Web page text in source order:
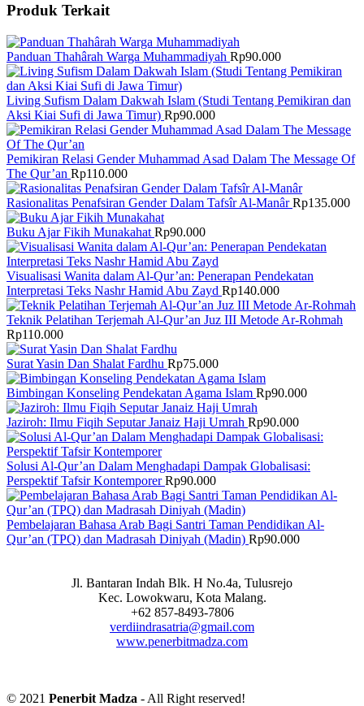
Produk Terkait
Panduan Thahârah Warga Muhammadiyah Rp90.000
Living Sufism Dalam Dakwah Islam (Studi Tentang Pemikiran dan
Aksi Kiai Sufi di Jawa Timur) Rp90.000
Pemikiran Relasi Gender Muhammad Asad Dalam The Message Of
The Qur’an Rp110.000
Rasionalitas Penafsiran Gender Dalam Tafsîr Al-ManârRp135.000
Buku Ajar Fikih Munakahat Rp90.000
Visualisasi Wanita dalam Al-Qur’an: Penerapan Pendekatan
Interpretasi Teks Nashr Hamid Abu Zayd Rp140.000
Teknik Pelatihan Terjemah Al-Qur’an Juz III Metode Ar-Rohmah
Rp110.000
Surat Yasin Dan Shalat Fardhu Rp75.000
Bimbingan Konseling Pendekatan Agama Islam Rp90.000
Jaziroh: Ilmu Fiqih Seputar Janaiz Haji Umrah Rp90.000
Solusi Al-Qur’an Dalam Menghadapi Dampak Globalisasi:
Perspektif Tafsir KontemporerRp90.000
Pembelajaran Bahasa Arab Bagi Santri Taman Pendidikan Al-
Qur’an (TPQ) dan Madrasah Diniyah (Madin) Rp90.000
Jl. Bantaran Indah Blk. H No.4a, Tulusrejo
Kec. Lowokwaru, Kota Malang.
+62 857-8493-7806
verdiindrasatria@gmail.com
www.penerbitmadza.com
© 2021 Penerbit Madza - All Right reserved!